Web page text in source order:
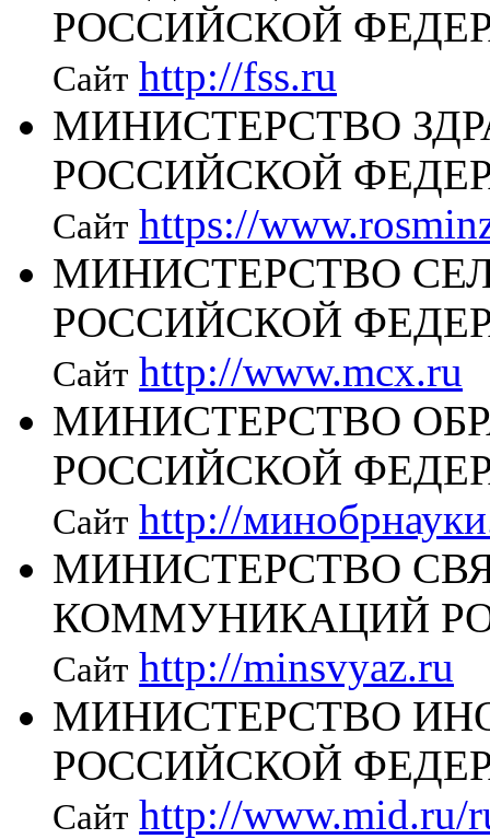
РОССИЙСКОЙ
Сайт http://fss.ru
МИНИСТЕРСТВО
РОССИЙСКОЙ
Сайт https://
МИНИСТЕРСТВО
РОССИЙСКОЙ
Сайт http://www.mcx.ru
МИНИСТЕРСТВО
РОССИЙСКОЙ
Сайт http://
МИНИСТЕРСТВО
КОММУНИКАЦИЙ
Сайт http://minsvyaz.ru
МИНИСТЕРСТВО
РОССИЙСКОЙ
Сайт http://www.mid.ru/